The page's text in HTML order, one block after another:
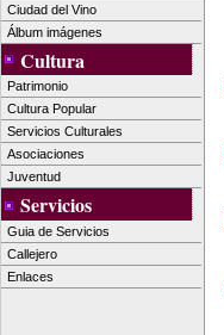
Ciudad del Vino
Álbum imágenes
Cultura
Patrimonio
Cultura Popular
Servicios Culturales
Asociaciones
Juventud
Servicios
Guia de Servicios
Callejero
Enlaces